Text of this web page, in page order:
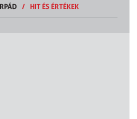
/ HIT ÉS ÉRTÉKEK